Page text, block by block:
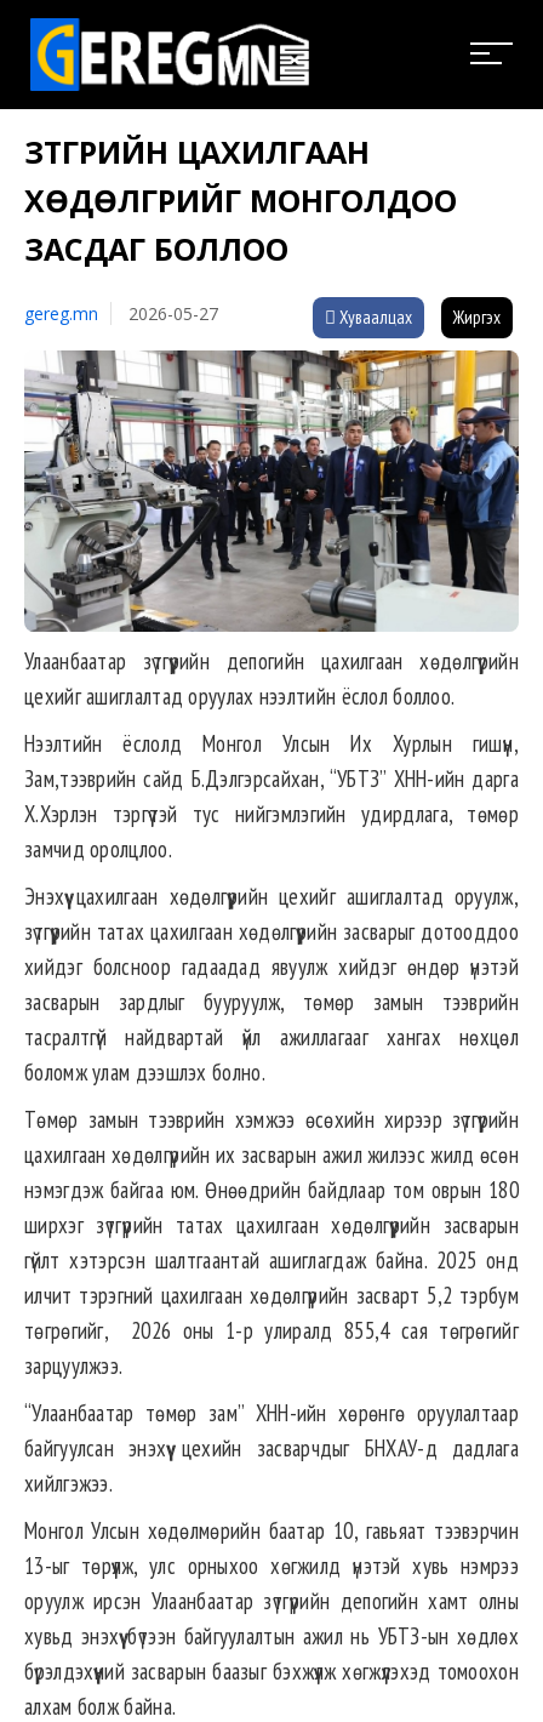
ЗҮТГҮҮРИЙН ЦАХИЛГААН
ХӨДӨЛГҮҮРИЙГ МОНГОЛДОО
ЗАСДАГ БОЛЛОО
gereg.mn 2026-05-27 Хуваалцах Жиргэх
Улаанбаатар зүтгүүрийн депогийн цахилгаан хөдөлгүүрийн
цехийг ашиглалтад оруулах нээлтийн ёслол боллоо.
Нээлтийн ёслолд Монгол Улсын Их Хурлын гишүүн,
Зам,тээврийн сайд Б.Дэлгэрсайхан, “УБТЗ” ХНН-ийн дарга
Х.Хэрлэн тэргүүтэй тус нийгэмлэгийн удирдлага, төмөр
замчид оролцлоо.
Энэхүү цахилгаан хөдөлгүүрийн цехийг ашиглалтад оруулж,
зүтгүүрийн татах цахилгаан хөдөлгүүрийн засварыг дотооддоо
хийдэг болсноор гадаадад явуулж хийдэг өндөр үнэтэй
засварын зардлыг бууруулж, төмөр замын тээврийн
тасралтгүй найдвартай үйл ажиллагааг хангах нөхцөл
боломж улам дээшлэх болно.
Төмөр замын тээврийн хэмжээ өсөхийн хирээр зүтгүүрийн
цахилгаан хөдөлгүүрийн их засварын ажил жилээс жилд өсөн
нэмэгдэж байгаа юм. Өнөөдрийн байдлаар том оврын 180
ширхэг зүтгүүрийн татах цахилгаан хөдөлгүүрийн засварын
гүйлт хэтэрсэн шалтгаантай ашиглагдаж байна. 2025 онд
илчит тэрэгний цахилгаан хөдөлгүүрийн засварт 5,2 тэрбум
төгрөгийг, 2026 оны 1-р улиралд 855,4 сая төгрөгийг
зарцуулжээ.
“Улаанбаатар төмөр зам” ХНН-ийн хөрөнгө оруулалтаар
байгуулсан энэхүү цехийн засварчдыг БНХАУ-д дадлага
хийлгэжээ.
Монгол Улсын хөдөлмөрийн баатар 10, гавьяат тээвэрчин
13-ыг төрүүлж, улс орныхоо хөгжилд үнэтэй хувь нэмрээ
оруулж ирсэн Улаанбаатар зүтгүүрийн депогийн хамт олны
хувьд энэхүү бүтээн байгуулалтын ажил нь УБТЗ-ын хөдлөх
бүрэлдэхүүний засварын баазыг бэхжүүлж хөгжүүлэхэд томоохон
алхам болж байна.